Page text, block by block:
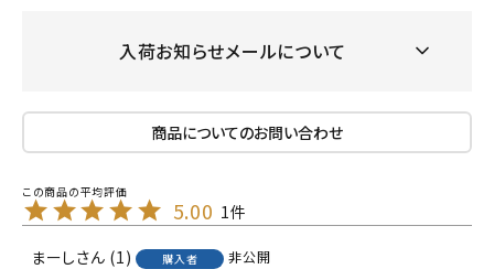
入荷お知らせメールについて
商品についてのお問い合わせ
5.00 1
まーし 1 購入者
非公開